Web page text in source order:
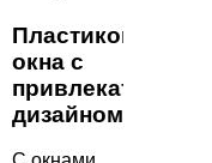
Пластиковые
окна с
привлекательным
дизайном!